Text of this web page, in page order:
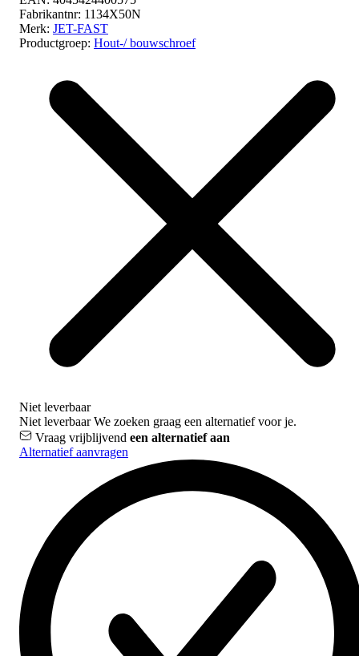
Fabrikantnr: 1134X50N
Merk: JET-FAST
Productgroep: Hout-/ bouwschroef
Niet leverbaar
Niet leverbaarWe zoeken graag een alternatief voor je.
Vraag vrijblijvend een alternatief aan
Alternatief aanvragen